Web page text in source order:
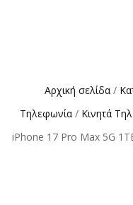
Αρχική σελίδα/
Τηλεφωνία/ Κινητά
iPhone 17 Pro Max 5G